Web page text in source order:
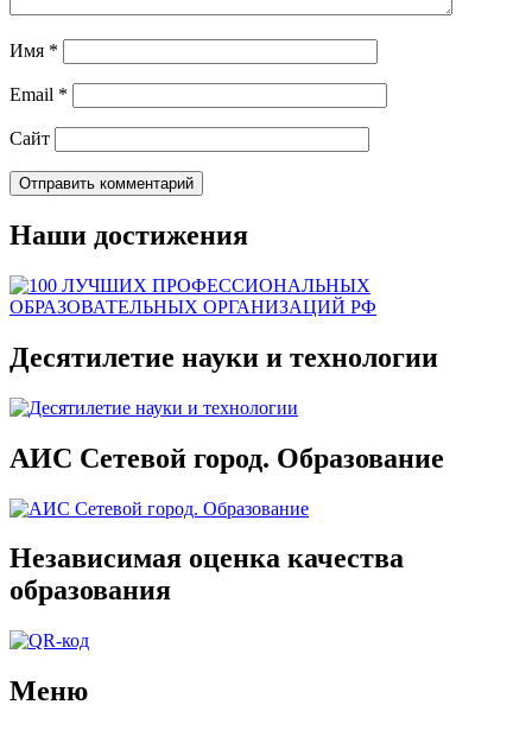
Имя *
Email *
Сайт
Наши достижения
Десятилетие науки и технологии
АИС Сетевой город. Образование
Независимая оценка качества
образования
Меню